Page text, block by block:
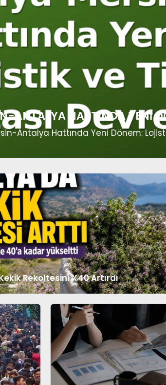
ANTALYA HATTINDA YENI
Antalya Hattında Yeni Dönem:
Rekoltesini %40 Artırdı